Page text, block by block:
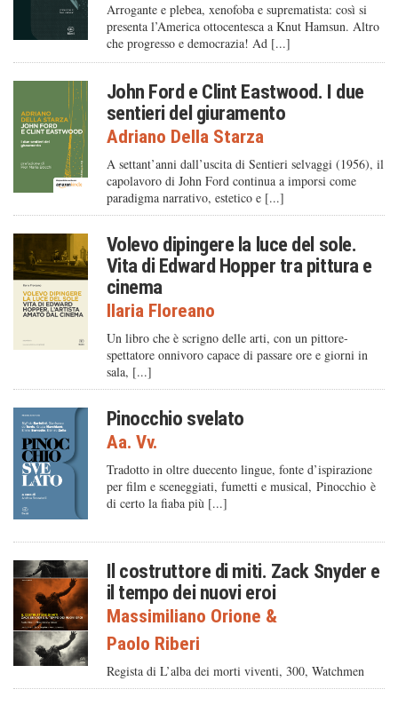
Arrogante e plebea, xenofoba e suprematista: così si
presenta l’America ottocentesca a Knut Hamsun. Altro
che progresso e democrazia! Ad [...]
John Ford e Clint Eastwood. I due
sentieri del giuramento
Adriano Della Starza
A settant’anni dall’uscita di Sentieri selvaggi (1956), il
capolavoro di John Ford continua a imporsi come
paradigma narrativo, estetico e [...]
Volevo dipingere la luce del sole.
Vita di Edward Hopper tra pittura e
cinema
Ilaria Floreano
Un libro che è scrigno delle arti, con un pittore-
spettatore onnivoro capace di passare ore e giorni in
sala, [...]
Pinocchio svelato
Aa. Vv.
Tradotto in oltre duecento lingue, fonte d’ispirazione
per film e sceneggiati, fumetti e musical, Pinocchio è
di certo la fiaba più [...]
Il costruttore di miti. Zack Snyder e
il tempo dei nuovi eroi
Massimiliano Orione &
Paolo Riberi
Regista di L’alba dei morti viventi, 300, Watchmen